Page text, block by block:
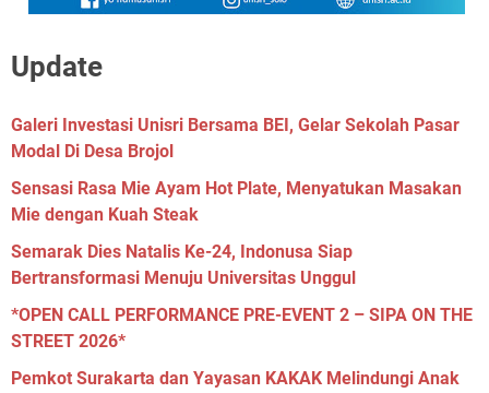
Update
Galeri Investasi Unisri Bersama BEI, Gelar Sekolah Pasar
Modal Di Desa Brojol
Sensasi Rasa Mie Ayam Hot Plate, Menyatukan Masakan
Mie dengan Kuah Steak
Semarak Dies Natalis Ke-24, Indonusa Siap
Bertransformasi Menuju Universitas Unggul
*OPEN CALL PERFORMANCE PRE-EVENT 2 – SIPA ON THE
STREET 2026*
Pemkot Surakarta dan Yayasan KAKAK Melindungi Anak